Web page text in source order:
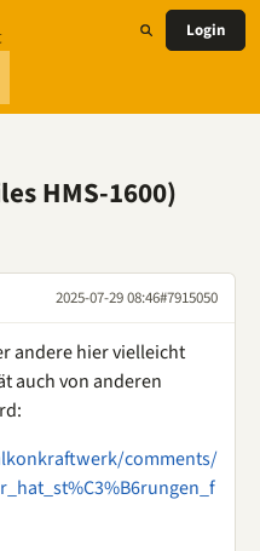
Login
HMS-1600)
2025-07-29 08:46#7915050
andere hier vielleicht
auch von anderen
comments/